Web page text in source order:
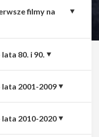
filmy na
80. i 90.
2001-2009
2010-2020